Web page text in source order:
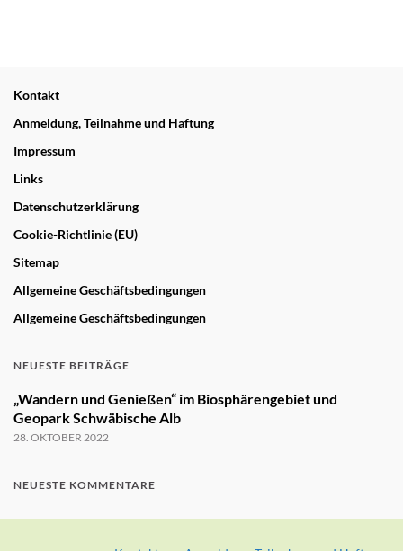
Kontakt
Anmeldung, Teilnahme und Haftung
Impressum
Links
Datenschutzerklärung
Cookie-Richtlinie (EU)
Sitemap
Allgemeine Geschäftsbedingungen
Allgemeine Geschäftsbedingungen
NEUESTE BEITRÄGE
„Wandern und Genießen“ im Biosphärengebiet und
Geopark Schwäbische Alb
28. OKTOBER 2022
NEUESTE KOMMENTARE